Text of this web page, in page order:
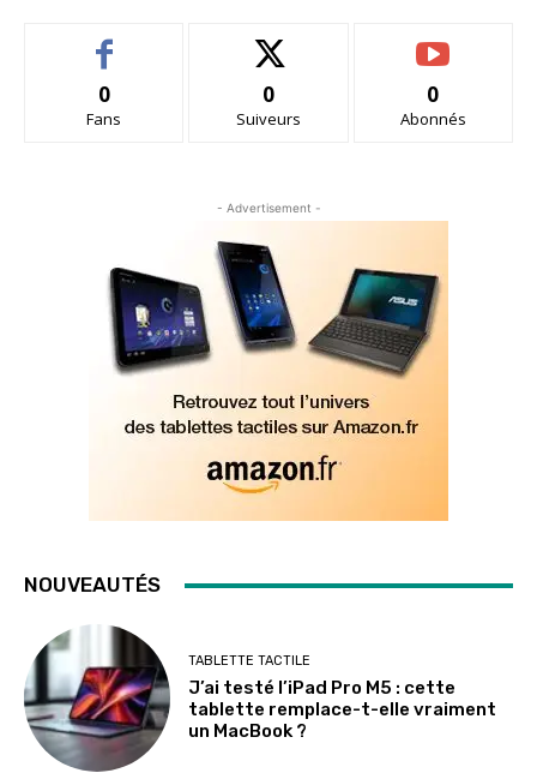
0
Fans
0
Suiveurs
0
Abonnés
- Advertisement -
NOUVEAUTÉS
TABLETTE TACTILE
J’ai testé l’iPad Pro M5 : cette
tablette remplace-t-elle vraiment
un MacBook ?